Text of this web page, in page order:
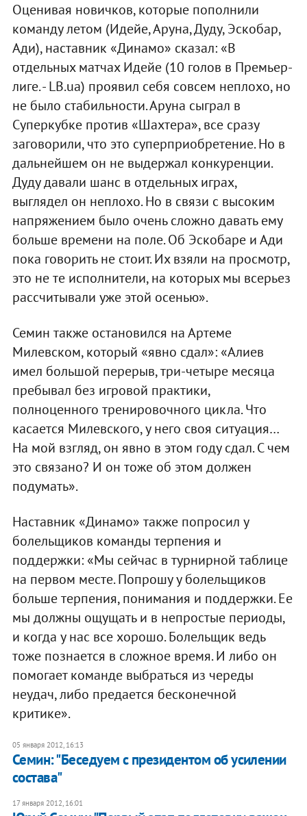
Оценивая новичков, которые пополнили
команду летом (Идейе, Аруна, Дуду, Эскобар,
Ади), наставник «Динамо» сказал: «В
отдельных матчах Идейе (10 голов в Премьер-
лиге. - LB.ua) проявил себя совсем неплохо, но
не было стабильности. Аруна сыграл в
Суперкубке против «Шахтера», все сразу
заговорили, что это суперприобретение. Но в
дальнейшем он не выдержал конкуренции.
Дуду давали шанс в отдельных играх,
выглядел он неплохо. Но в связи с высоким
напряжением было очень сложно давать ему
больше времени на поле. Об Эскобаре и Ади
пока говорить не стоит. Их взяли на просмотр,
это не те исполнители, на которых мы всерьез
рассчитывали уже этой осенью».
Семин также остановился на Артеме
Милевском, который «явно сдал»: «Алиев
имел большой перерыв, три-четыре месяца
пребывал без игровой практики,
полноценного тренировочного цикла. Что
касается Милевского, у него своя ситуация…
На мой взгляд, он явно в этом году сдал. С чем
это связано? И он тоже об этом должен
подумать».
Наставник «Динамо» также попросил у
болельщиков команды терпения и
поддержки: «Мы сейчас в турнирной таблице
на первом месте. Попрошу у болельщиков
больше терпения, понимания и поддержки. Ее
мы должны ощущать и в непростые периоды,
и когда у нас все хорошо. Болельщик ведь
тоже познается в сложное время. И либо он
помогает команде выбраться из череды
неудач, либо предается бесконечной
критике».
05 января 2012, 16:13
Семин: "Беседуем с президентом об усилении
состава"
17 января 2012, 16:01